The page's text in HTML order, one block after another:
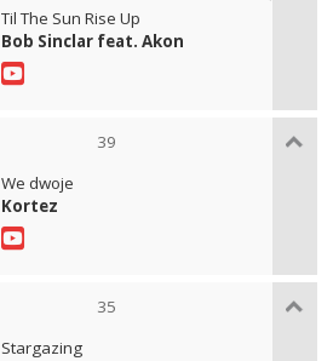
Til The Sun Rise Up
Bob Sinclar feat. Akon
39
We dwoje
Kortez
35
Stargazing